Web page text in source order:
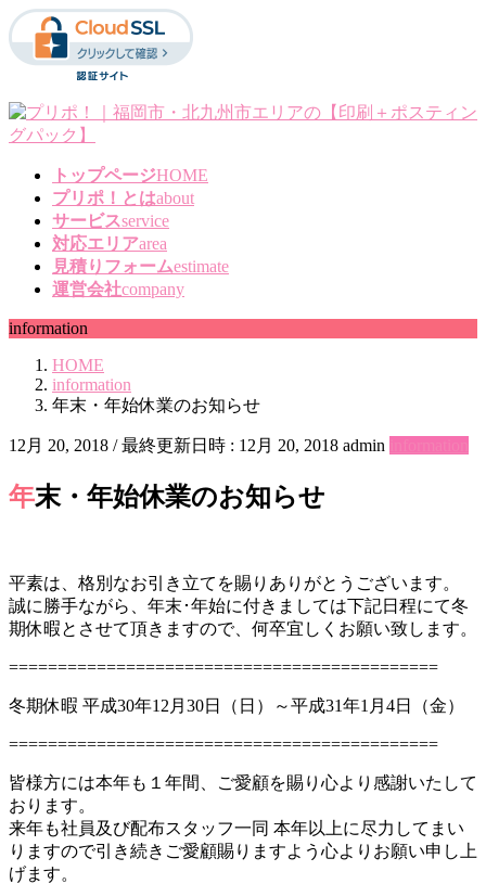
ン
ツ
キ
ッ
ビ
シ
に
移
トップページHOME
プリポ！とはabout
サービスservice
対応エリアarea
見積りフォームestimate
運営会社company
information
HOME
information
年末・年始休業のお知らせ
12月 20, 2018 / 最終更新日時 : 12月 20, 2018 admin
年末・年始休業のお知らせ
平素は、格別なお引き立てを賜りありがとうございます。
誠に勝手ながら、年末･年始に付きましては下記日程にて冬
期休暇とさせて頂きますので、何卒宜しくお願い致します。
============================================
冬期休暇 平成30年12月30日（日）～平成31年1月4日（金）
============================================
皆様方には本年も１年間、ご愛顧を賜り心より感謝いたして
おります。
来年も社員及び配布スタッフ一同 本年以上に尽力してまい
りますので引き続きご愛顧賜りますよう心よりお願い申し上
げます。